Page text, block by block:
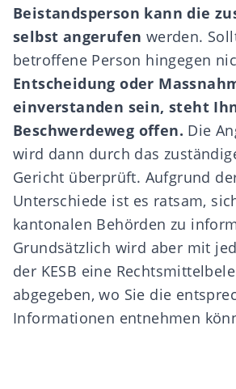
Beistandsperson kann die
selbst angerufen werden.
betroffene Person hingegen
Entscheidung oder
einverstanden sein, steht
Beschwerdeweg offen. Die
wird dann durch das
Gericht überprüft. Aufgrund
Unterschiede ist es ratsam,
kantonalen Behörden zu
Grundsätzlich wird aber mit
der KESB eine
abgegeben, wo Sie die
Informationen entnehmen